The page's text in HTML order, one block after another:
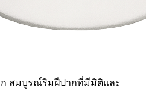
ก สมบูรณ์ริมฝีปากที่มีมิติและ